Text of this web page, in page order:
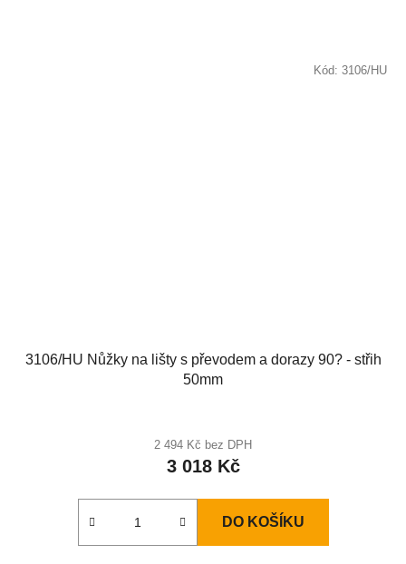
3106/HU Nůžky na lišty s převodem a dorazy 90? - střih
50mm
2 494 Kč bez DPH
3 018 Kč
DO KOŠÍKU
Kód: 3106/HU